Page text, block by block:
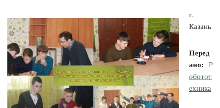
г.
Казань
Перед
ано: Р
оботот
ехника